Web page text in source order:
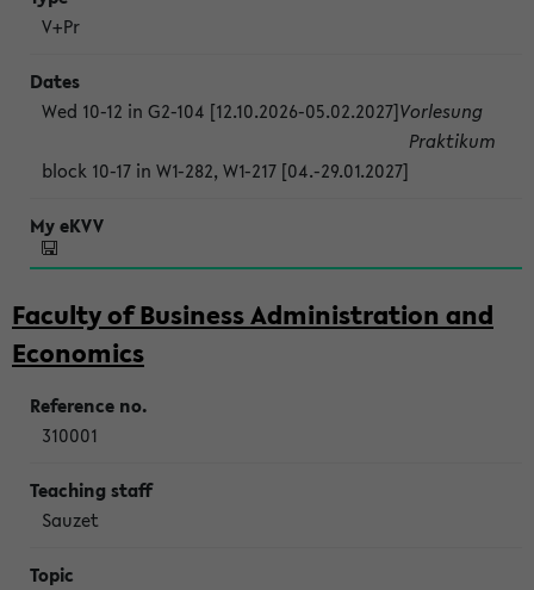
V+Pr
Wed 10-12 in G2-104 [12.10.2026-05.02.2027]Vorlesung
block 10-17 in W1-282, W1-217 [04.-29.01.2027]
Praktikum
Faculty of Business Administration and
Economics
310001
Sauzet